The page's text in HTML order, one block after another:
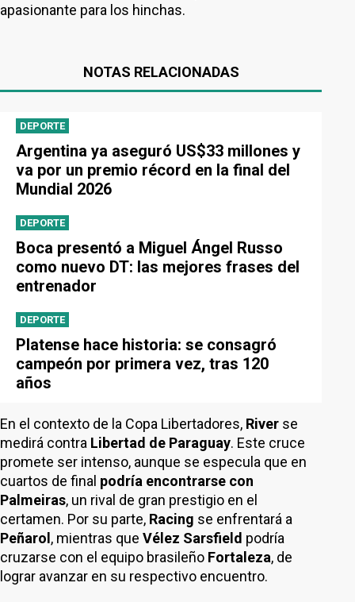
apasionante para los hinchas.
NOTAS RELACIONADAS
DEPORTE
Argentina ya aseguró US$33 millones y
va por un premio récord en la final del
Mundial 2026
DEPORTE
Boca presentó a Miguel Ángel Russo
como nuevo DT: las mejores frases del
entrenador
DEPORTE
Platense hace historia: se consagró
campeón por primera vez, tras 120
años
En el contexto de la Copa Libertadores, River se
medirá contra Libertad de Paraguay. Este cruce
promete ser intenso, aunque se especula que en
cuartos de final podría encontrarse con
Palmeiras, un rival de gran prestigio en el
certamen. Por su parte, Racing se enfrentará a
Peñarol , mientras que Vélez Sarsfield podría
cruzarse con el equipo brasileño Fortaleza, de
lograr avanzar en su respectivo encuentro.